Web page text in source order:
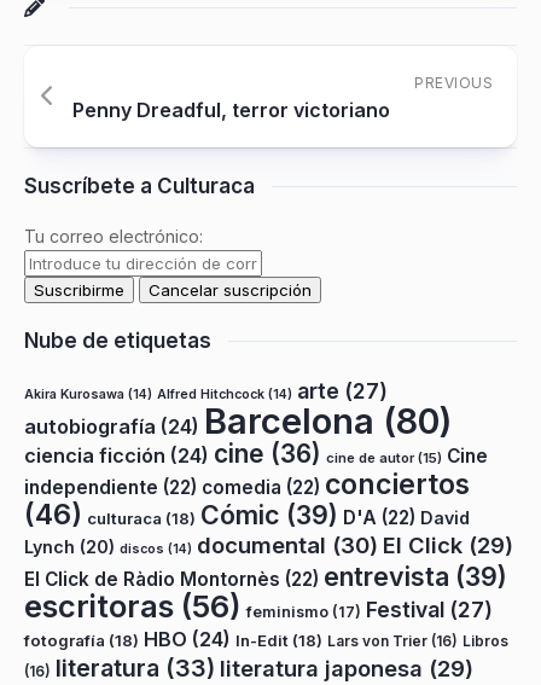
PREVIOUS
Penny Dreadful, terror victoriano
Suscríbete a Culturaca
Tu correo electrónico:
Nube de etiquetas
Akira Kurosawa (14) Alfred Hitchcock (14) arte (27)
autobiografía (24) Barcelona (80)
ciencia ficción (24) cine (36) cine de autor(15) Cine
independiente (22) comedia (22) conciertos
(46) culturaca (18) Cómic (39) D'A (22) David
Lynch (20) discos (14) documental (30) El Click (29)
El Click de Ràdio Montornès (22) entrevista (39)
escritoras (56) feminismo (17) Festival (27)
fotografía (18) HBO (24) In-Edit (18) Lars von Trier (16) Libros
(16) literatura (33) literatura japonesa (29)